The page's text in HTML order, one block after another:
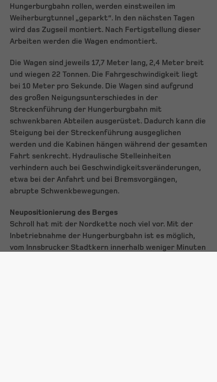
Hungerburgbahn rollen, werden einstweilen im
Weiherburgtunnel „geparkt“. In den nächsten Tagen
wird das Zugseil montiert. Nach Fertigstellung dieser
Arbeiten werden die Wagen endmontiert.
Die Wagen sind jeweils 17,7 Meter lang, 2,4 Meter breit
und wiegen 22 Tonnen. Die Fahrgeschwindigkeit liegt
bei 10 Meter pro Sekunde. Die Wagen sind aufgrund
des großen Neigungsunterschiedes in der
Streckenführung der Hungerburgbahn mit
schwenkbaren Abteilen ausgerüstet. Dadurch kann die
Steigung bei der Streckenführung ausgeglichen
werden und die Kabinen hängen während der gesamten
Fahrt senkrecht. Hydraulische Stelleinheiten
verhindern auch bei Geschwindigkeitsveränderungen,
etwa bei der Anfahrt und bei Bremsvorgängen,
abrupte Schwenkbewegungen.
Neupositionierung des Berges
Schroll hat mit der Nordkette noch viel vor. Mit der
Inbetriebnahme der Hungerburgbahn ist es möglich,
vom Innsbrucker Stadtkern innerhalb weniger Minuten